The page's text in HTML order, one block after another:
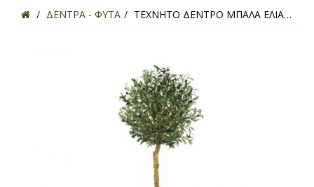
ΔΕΝΤΡΑ - ΦΥΤΑ ΤΕΧΝΗΤΟ ΔΕΝΤΡΟ ΜΠΑΛΑ ΕΛΙΑΣ 160ΕΚ.